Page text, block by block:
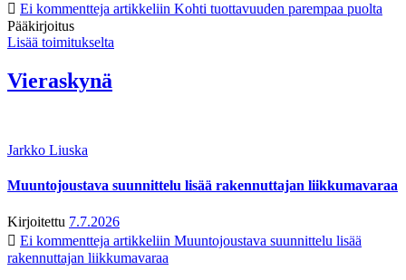
Ei kommentteja artikkeliin Kohti tuottavuuden parempaa puolta
Pääkirjoitus
Lisää toimitukselta
Vieraskynä
Jarkko Liuska
Muuntojoustava suunnittelu lisää rakennuttajan liikkumavaraa
Kirjoitettu 7.7.2026
Ei kommentteja artikkeliin Muuntojoustava suunnittelu lisää
rakennuttajan liikkumavaraa